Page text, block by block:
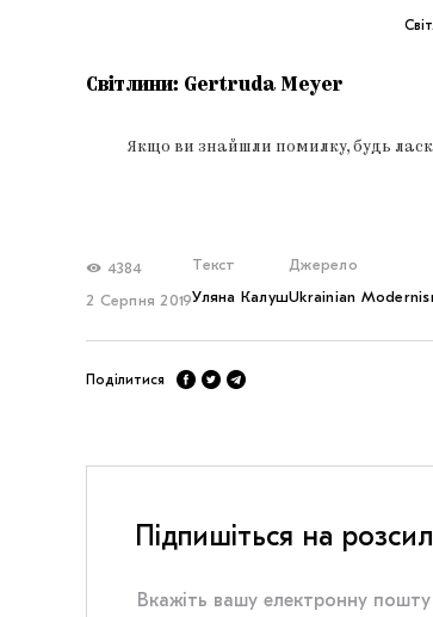
Світлини: Gertruda Meyer
Якщо ви знайшли помилку, будь
4384
2 Серпня 2019
Текст
Уляна Калуш
Джерело
Ukrainian
Поділитися
Підпишіться на